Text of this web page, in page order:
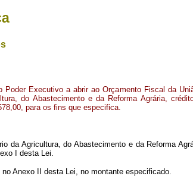
Poder Executivo a abrir ao Orçamento Fiscal da
do Abastecimento e da Reforma Agrária,
para os fins que especifica.
da Agricultura, do Abastecimento e da Reforma
I desta Lei.
Anexo II desta Lei, no montante especificado.